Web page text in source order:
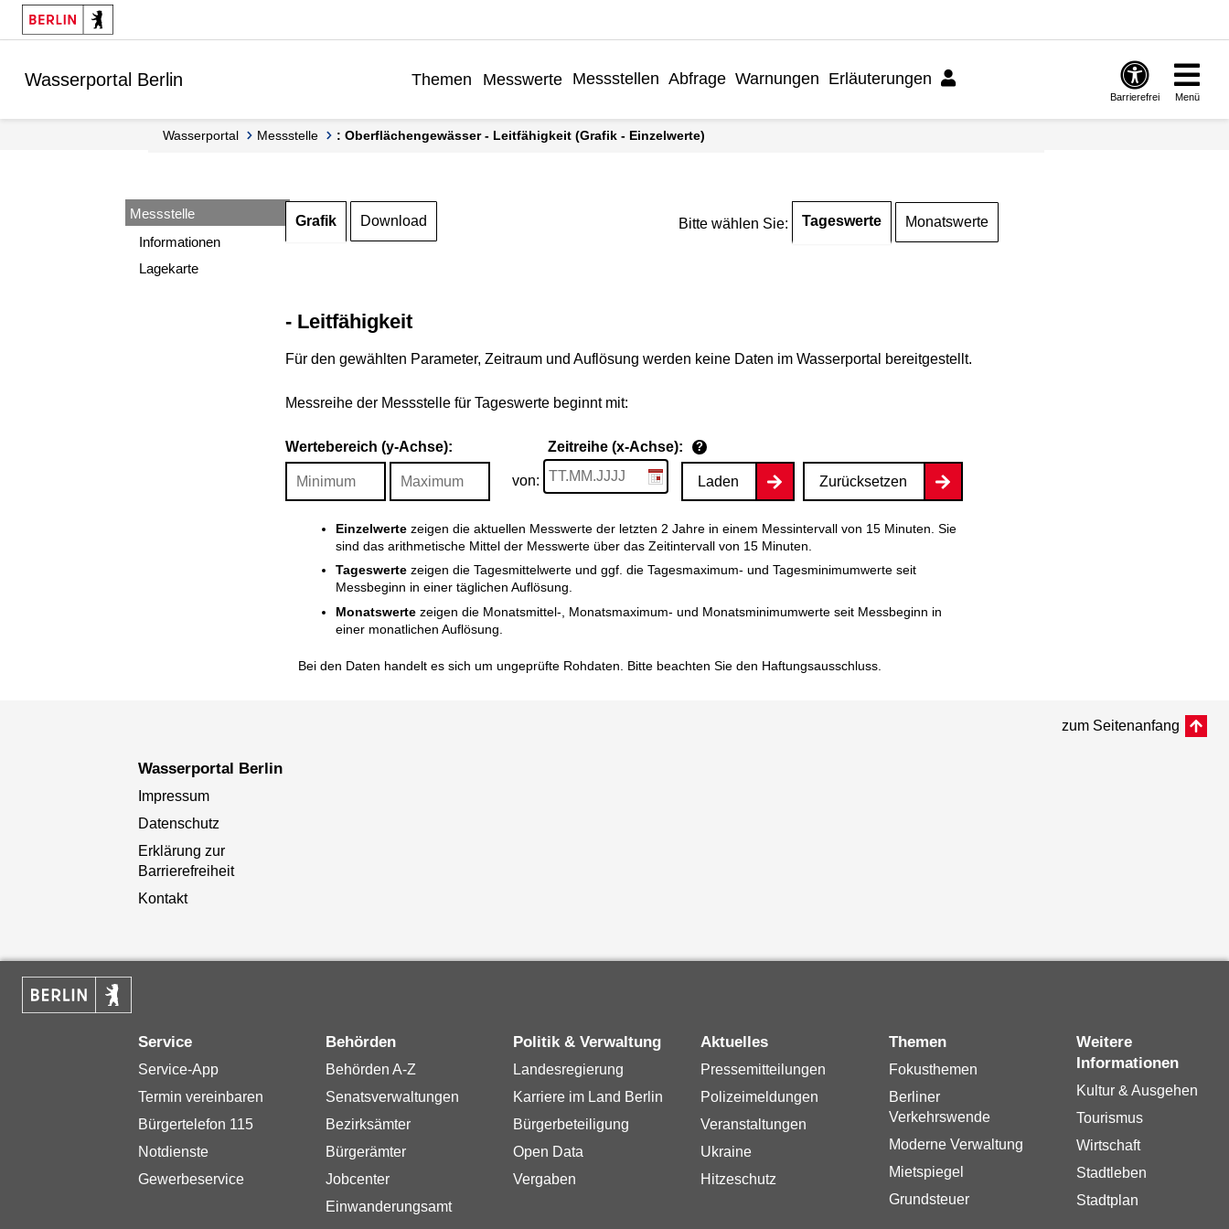
Springe zur Navigation
Springe zum Inhalt
Wasserportal Berlin Themen Messwerte Messstellen Abfrage Warnungen Erläuterungen
Barrierefrei Menü
Wasserportal Messstelle : Oberflächengewässer - Leitfähigkeit (Grafik - Einzelwerte)
Messstelle
Informationen
Lagekarte
Grafik Download Bitte wählen Sie: Tageswerte Monatswerte
- Leitfähigkeit
Für den gewählten Parameter, Zeitraum und Auflösung werden keine Daten im Wasserportal bereitgestellt.
Messreihe der Messstelle für Tageswerte beginnt mit:
Wertebereich (y-Achse): Zeitreihe (x-Achse): ?
von: Laden Zurücksetzen
Einzelwertezeigen die aktuellen Messwerte der letzten 2 Jahre in einem Messintervall von 15 Minuten. Sie
sind das arithmetische Mittel der Messwerte über das Zeitintervall von 15 Minuten.
Tageswertezeigen die Tagesmittelwerte und ggf. die Tagesmaximum- und Tagesminimumwerte seit
Messbeginn in einer täglichen Auflösung.
Monatswertezeigen die Monatsmittel-, Monatsmaximum- und Monatsminimumwerte seit Messbeginn in
einer monatlichen Auflösung.
Bei den Daten handelt es sich um ungeprüfte Rohdaten. Bitte beachten Sie den Haftungsausschluss.
zum Seitenanfang
Wasserportal Berlin
Impressum
Datenschutz
Erklärung zur
Barrierefreiheit
Kontakt
Service
Service-App
Termin vereinbaren
Bürgertelefon 115
Notdienste
Gewerbeservice
Behörden
Behörden A-Z
Senatsverwaltungen
Bezirksämter
Bürgerämter
Jobcenter
Einwanderungsamt
Politik & Verwaltung
Landesregierung
Karriere im Land Berlin
Bürgerbeteiligung
Open Data
Vergaben
Aktuelles
Pressemitteilungen
Polizeimeldungen
Veranstaltungen
Ukraine
Hitzeschutz
Themen
Fokusthemen
Berliner
Verkehrswende
Moderne Verwaltung
Mietspiegel
Grundsteuer
Weitere
Informationen
Kultur & Ausgehen
Tourismus
Wirtschaft
Stadtleben
Stadtplan